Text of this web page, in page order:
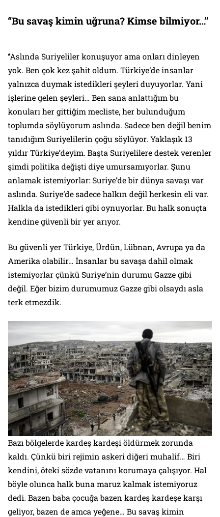
“Bu savaş kimin uğruna? Kimse bilmiyor…’’
‘’Aslında Suriyeliler konuşuyor ama onları dinleyen
yok. Ben çok kez şahit oldum. Türkiye’de insanlar
yalnızca duymak istedikleri şeyleri duyuyorlar. Yani
işlerine gelen şeyleri… Ben sana anlattığım bu
konuları her gittiğim mecliste, her bulunduğum
toplumda söylüyorum aslında. Sadece ben değil benim
tanıdığım Suriyelilerin çoğu söylüyor. Yaklaşık 13
yıldır Türkiye’deyim. Başta Suriyelilere destek verenler
şimdi politika değişti diye umursamıyorlar. Şunu
anlamak istemiyorlar: Suriye’de bir dünya savaşı var
aslında. Suriye’de sadece halkın değil herkesin eli var.
Halkla da istedikleri gibi oynuyorlar. Bu halk sonuçta
kendine güvenli bir yer arıyor.
Bu güvenli yer Türkiye, Ürdün, Lübnan, Avrupa ya da
Amerika olabilir… İnsanlar bu savaşa dahil olmak
istemiyorlar çünkü Suriye’nin durumu Gazze gibi
değil. Eğer bizim durumumuz Gazze gibi olsaydı asla
terk etmezdik.
Bazı bölgelerde kardeş kardeşi öldürmek zorunda
kaldı. Çünkü biri rejimin askeri diğeri muhalif… Biri
kendini, öteki sözde vatanını korumaya çalışıyor. Hal
böyle olunca halk buna maruz kalmak istemiyoruz
dedi. Bazen baba çocuğa bazen kardeş kardeşe karşı
geliyor, bazen de amca yeğene… Bu savaş kimin